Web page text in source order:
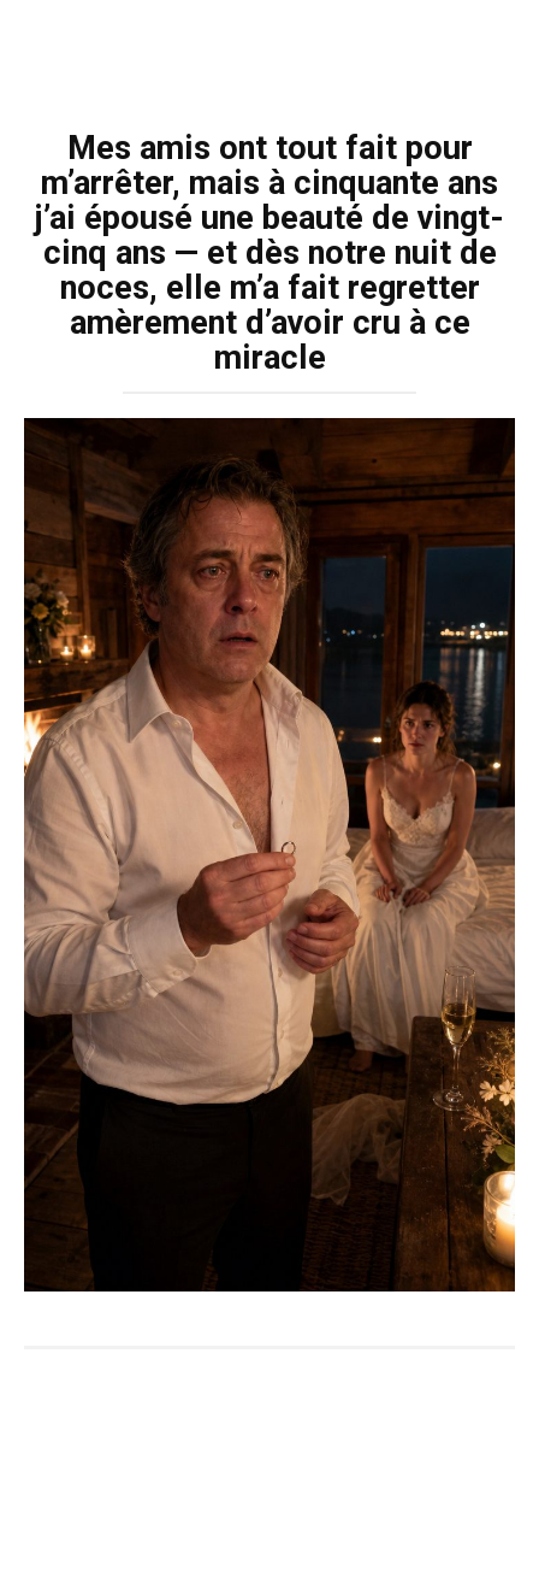
Mes amis ont tout fait pour
m’arrêter, mais à cinquante ans
j’ai épousé une beauté de vingt-
cinq ans — et dès notre nuit de
noces, elle m’a fait regretter
amèrement d’avoir cru à ce
miracle